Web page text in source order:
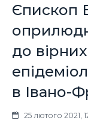
Єпископ
до
в Івано-
25 лютого 2021,